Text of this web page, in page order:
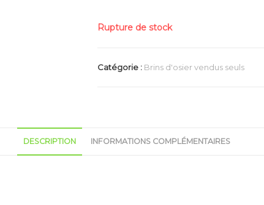
Rupture de stock
Catégorie : Brins d'osier vendus seuls
DESCRIPTION INFORMATIONS COMPLÉMENTAIRES